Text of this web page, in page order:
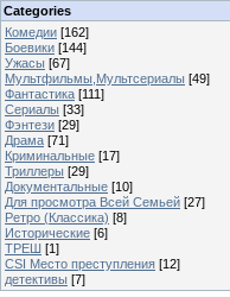
Categories
Комедии [162]
Боевики [144]
Ужасы [67]
Мультфильмы,Мультсериалы [49]
Фантастика [111]
Сериалы [33]
Фэнтези [29]
Драма [71]
Криминальные [17]
Триллеры [29]
Документальные [10]
Для просмотра Всей Семьей [27]
Ретро (Классика) [8]
Исторические [6]
ТРЕШ [1]
CSI Место преступления [12]
детективы [7]